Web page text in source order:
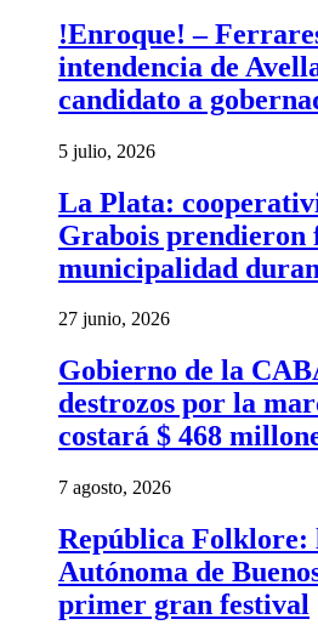
!Enroque! –
intendencia de
candidato a
5 julio, 2026
La Plata:
Grabois prendieron
municipalidad
27 junio, 2026
Gobierno de la
destrozos por la
costará $ 468
7 agosto, 2026
República Folklore:
Autónoma de
primer gran festival